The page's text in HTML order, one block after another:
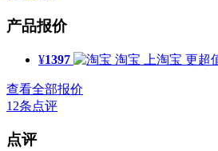
产品报价
¥1397 淘宝 上淘宝 更超
查看全部报价
12条点评
点评